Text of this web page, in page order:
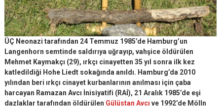
ÜÇ Neonazi tarafından 24 Temmuz 1985’de Hamburg’un
Langenhorn semtinde saldırıya uğrayıp, vahşice öldürülen
Mehmet Kaymakçı (29), ırkçı cinayetten 35 yıl sonra ilk kez
katledildiği Hohe Liedt sokağında anıldı. Hamburg’da 2010
yılından beri ırkçı cinayet kurbanlarının anılması için çaba
harcayan Ramazan Avcı İnisiyatifi (RAİ), 21 Aralık 1985’de eşi
dazlaklar tarafından öldürülen Gülüstan Avcı ve 1992’de Mölln